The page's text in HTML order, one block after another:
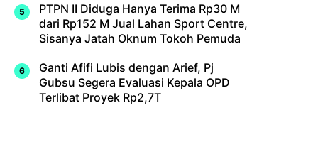
PTPN II Diduga Hanya Terima Rp30 M
dari Rp152 M Jual Lahan Sport Centre,
Sisanya Jatah Oknum Tokoh Pemuda
Ganti Afifi Lubis dengan Arief, Pj
Gubsu Segera Evaluasi Kepala OPD
Terlibat Proyek Rp2,7T